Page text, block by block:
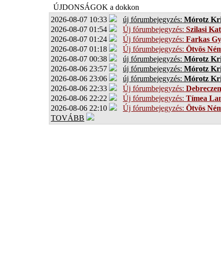
ÚJDONSÁGOK a dokkon
2026-08-07 10:33
új fórumbejegyzés: Mórotz
2026-08-07 01:54
Új fórumbejegyzés: Szilasi
2026-08-07 01:24
Új fórumbejegyzés: Farkas
2026-08-07 01:18
Új fórumbejegyzés: Ötvös
2026-08-07 00:38
új fórumbejegyzés: Mórotz
2026-08-06 23:57
új fórumbejegyzés: Mórotz
2026-08-06 23:06
új fórumbejegyzés: Mórotz
2026-08-06 22:33
Új fórumbejegyzés:
2026-08-06 22:22
Új fórumbejegyzés: Tímea
2026-08-06 22:10
Új fórumbejegyzés: Ötvös
TOVÁBB